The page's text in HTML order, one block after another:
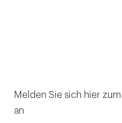
Melden Sie sich hier
an